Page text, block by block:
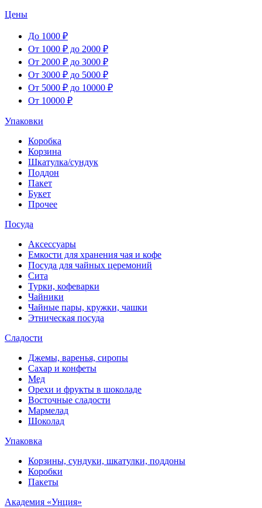
Цены
До 1000 ₽
От 1000 ₽ до 2000 ₽
От 2000 ₽ до 3000 ₽
От 3000 ₽ до 5000 ₽
От 5000 ₽ до 10000 ₽
От 10000 ₽
Упаковки
Коробка
Корзина
Шкатулка/сундук
Поддон
Пакет
Букет
Прочее
Посуда
Аксессуары
Емкости для хранения чая и кофе
Посуда для чайных церемоний
Сита
Турки, кофеварки
Чайники
Чайные пары, кружки, чашки
Этническая посуда
Сладости
Джемы, варенья, сиропы
Сахар и конфеты
Мед
Орехи и фрукты в шоколаде
Восточные сладости
Мармелад
Шоколад
Упаковка
Корзины, сундуки, шкатулки, поддоны
Коробки
Пакеты
Академия «Унция»